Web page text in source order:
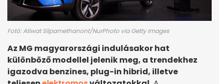
Fotó: Atiwat Silpamethanont/NurPhoto via Getty Images
Az MG magyarországi indulásakor hat
különböző modellel jelenik meg, a trendekhez
igazodva benzines, plug-in hibrid, illetve